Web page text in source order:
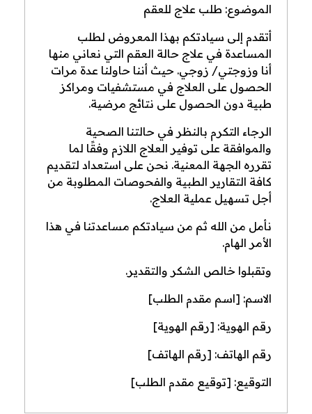
الموضوع: طلب علاج للعقم
أتقدم إلى سيادتكم بهذا المعروض لطلب
المساعدة في علاج حالة العقم التي نعاني منها
أنا وزوجتي/ زوجي. حيث أننا حاولنا عدة مرات
الحصول على العلاج في مستشفيات ومراكز
طبية دون الحصول على نتائج مرضية.
الرجاء التكرم بالنظر في حالتنا الصحية
والموافقة على توفير العلاج اللازم وفقًا لما
تقرره الجهة المعنية. نحن على استعداد لتقديم
كافة التقارير الطبية والفحوصات المطلوبة من
أجل تسهيل عملية العلاج.
نأمل من الله ثم من سيادتكم مساعدتنا في هذا
الأمر الهام.
وتقبلوا خالص الشكر والتقدير.
الاسم: [اسم مقدم الطلب]
رقم الهوية: [رقم الهوية]
رقم الهاتف: [رقم الهاتف]
التوقيع: [توقيع مقدم الطلب]